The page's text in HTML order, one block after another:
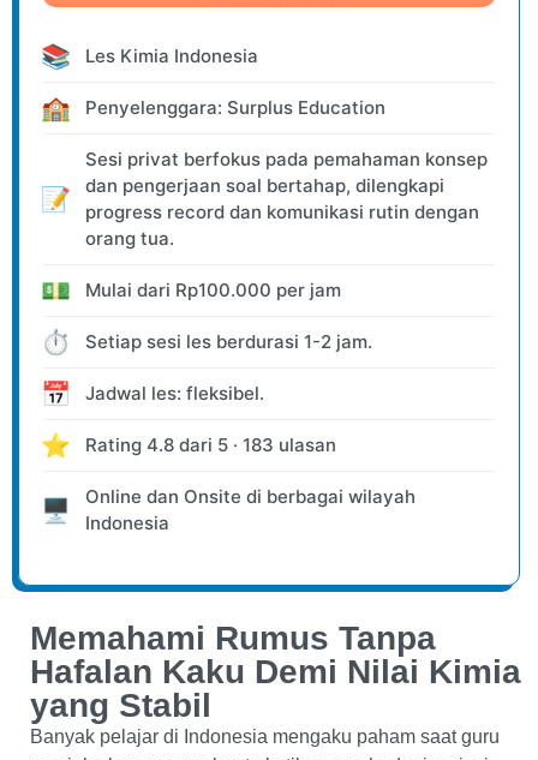
📚 Les Kimia Indonesia
🏫 Penyelenggara: Surplus Education
📝
Sesi privat berfokus pada pemahaman konsep
dan pengerjaan soal bertahap, dilengkapi
progress record dan komunikasi rutin dengan
orang tua.
💵 Mulai dari Rp100.000 per jam
⏱️ Setiap sesi les berdurasi 1-2 jam.
📅 Jadwal les: fleksibel.
⭐ Rating 4.8 dari 5 · 183 ulasan
🖥️ Online dan Onsite di berbagai wilayah
Indonesia
Memahami Rumus Tanpa
Hafalan Kaku Demi Nilai Kimia
yang Stabil
Banyak pelajar di Indonesia mengaku paham saat guru